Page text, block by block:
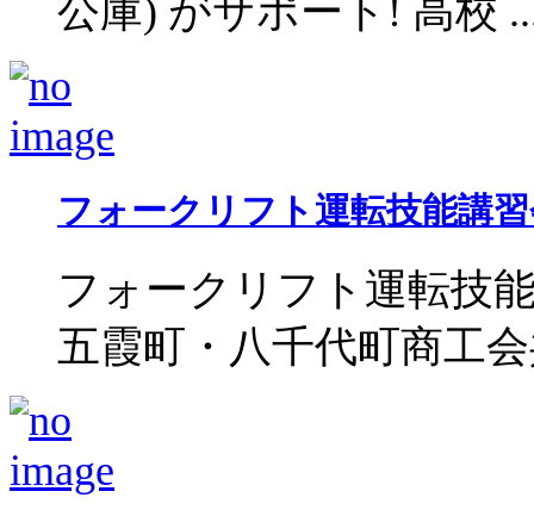
公庫) がサポート! 高校
フォークリフト運転技能講
フォークリフト運転技
五霞町・八千代町商工